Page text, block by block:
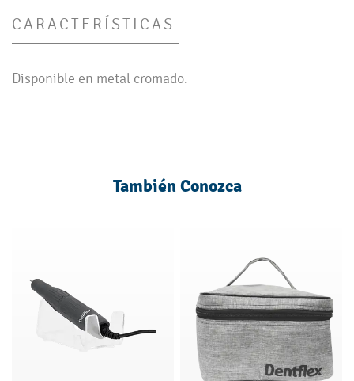
CARACTERÍSTICAS
Disponible en metal cromado.
También Conozca